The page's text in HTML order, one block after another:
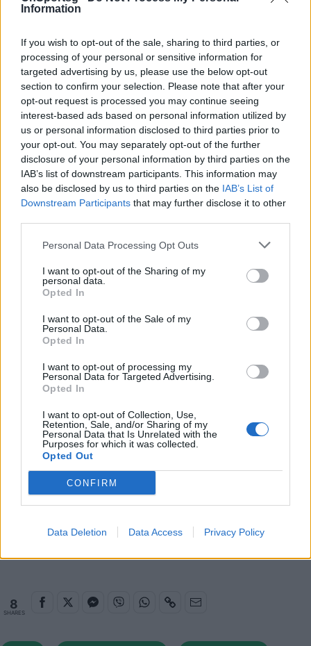
Information
If you wish to opt-out of the sale, sharing to third parties, or
processing of your personal or sensitive information for
targeted advertising by us, please use the below opt-out
section to confirm your selection. Please note that after your
opt-out request is processed you may continue seeing
interest-based ads based on personal information utilized by
us or personal information disclosed to third parties prior to
your opt-out. You may separately opt-out of the further
disclosure of your personal information by third parties on the
IAB’s list of downstream participants. This information may
also be disclosed by us to third parties on the IAB’s List of
Downstream Participants that may further disclose it to other
Personal Data Processing Opt Outs
I want to opt-out of the Sharing of my
personal data.
Opted In
I want to opt-out of the Sale of my
Personal Data.
Opted In
I want to opt-out of processing my
Personal Data for Targeted Advertising.
Opted In
I want to opt-out of Collection, Use,
Retention, Sale, and/or Sharing of my
Personal Data that Is Unrelated with the
Purposes for which it was collected.
Opted Out
CONFIRM
Data Deletion Data Access Privacy Policy
μπορούσε να είναι η τελευταία μου, οπότε
εκτιμώ την κάθε στιγμή με τους καλύτερους
παίκτες στον κόσμο», είπε ο Έλληνας σούπερ σταρ.
Πολλοί σημαντικοί παίκτες θα απουσιάσουν από το
All-Star Game, συμπεριλαμβανομένου του Στέφεν
Κάρι, πρωταθλητή NBA με το Γκόλντεν Στέιτ, o
οποίος το 2022 σημειώνοντας 50 πόντους, πήρε το
τρόπαιο του MVP.
Επίσης ο Κέβιν Ντουράντ, ο οποίος μόλις
μεταγράφηκε από το Μπρούκλιν στο Φοίνιξ και ο
Ζίον Ουίλιαμσον, το φαινόμενο της Νέας Ορλεάνης.
Απόψε, λίγο πριν το παιχνίδι, οι δύο αρχηγοί θα
αντίστοιχες ομάδες τους, διαλέγοντας πρώτα τους
αναπληρωματικούς.
Ο Τζέιμς στοχεύει σε έναν έκτο συνεχόμενο
θρίαμβο, έχοντας κερδίσει ομάδες με επικεφαλής
Αντετοκούνμπο.
«Θα προσπαθήσω να επιλέξω μια πολύ καλή
ομάδα», είπε ο Έλληνας. «Θα παίξουμε σκληρά και
ελπίζουμε ότι μπορούμε να απολαύσουμε το
παιχνίδι και να προσπαθήσουμε να τους νικήσουμε
αυτή τη φορά».
Παιχνίδι από παντού στη Novibet με το
8
SHARES